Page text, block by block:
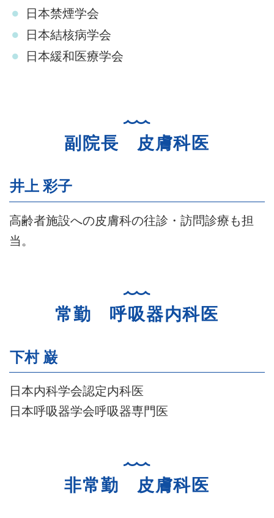
日本禁煙学会
日本結核病学会
日本緩和医療学会
副院長 皮膚科医
井上 彩子
高齢者施設への皮膚科の往診・訪問診療も担
当。
常勤 呼吸器内科医
下村 巌
日本内科学会認定内科医
日本呼吸器学会呼吸器専門医
非常勤 皮膚科医